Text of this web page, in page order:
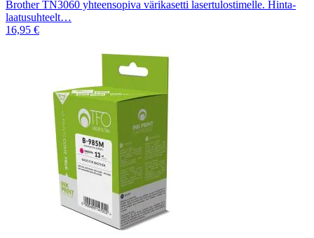
Brother TN3060 yhteensopiva värikasetti lasertulostimelle. Hinta-
laatusuhteelt…
16,95 €